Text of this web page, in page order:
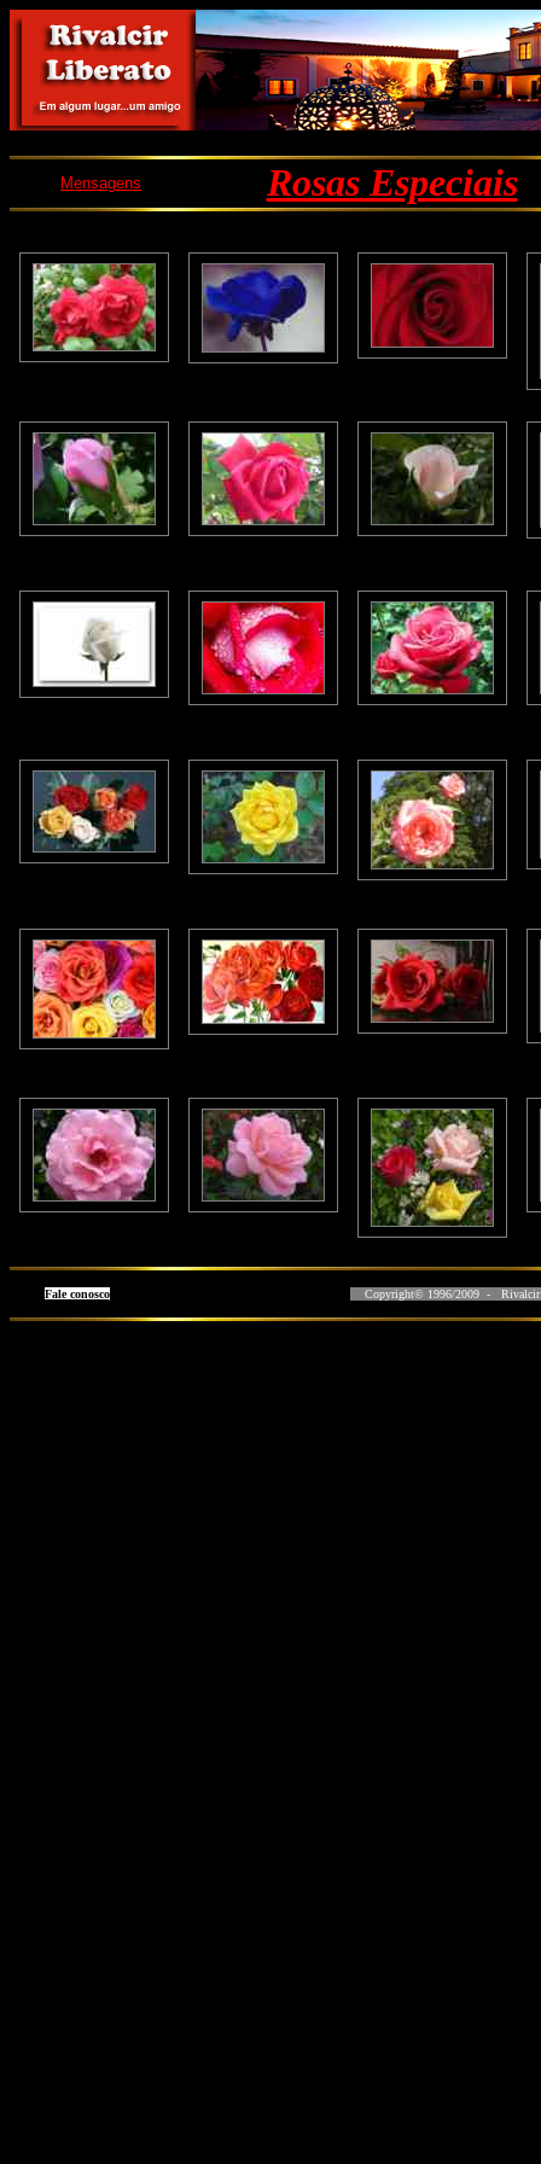
Mensagens Rosas Especiais
Fale conosco Copyright© 1996/2009 - Rivalcir